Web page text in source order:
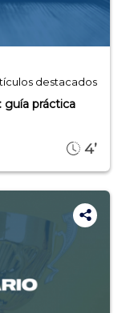
destacados
guía práctica
4’